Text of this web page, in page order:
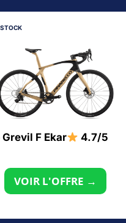
F Ekar 4.7/5
VOIR L'OFFRE →